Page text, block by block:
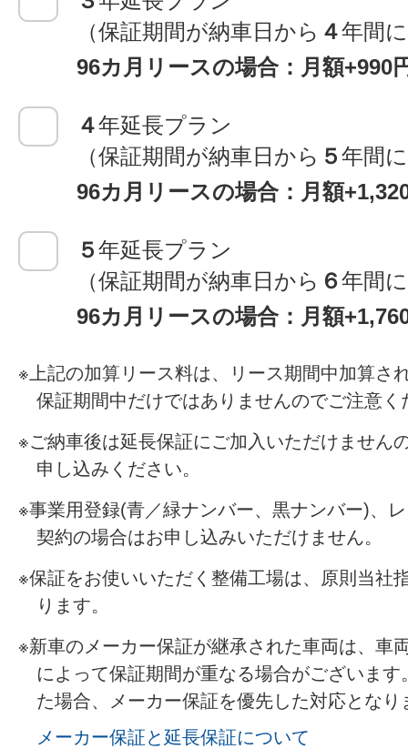
（保証期間が納車日から ４年間
96カ月リースの場合：月額+990
４年延長プラン
（保証期間が納車日から ５年間
96カ月リースの場合：月額
５年延長プラン
（保証期間が納車日から ６年間
96カ月リースの場合：月額
上記の加算リース料は、リース期間中加算さ
保証期間中だけではありませんのでご注意く
ご納車後は延長保証にご加入いただけません
申し込みください。
事業用登録(青／緑ナンバー、黒ナンバー)、
契約の場合はお申し込みいただけません。
保証をお使いいただく整備工場は、原則当社
ります。
新車のメーカー保証が継承された車両は、車
によって保証期間が重なる場合がございま
た場合、メーカー保証を優先した対応となり
メーカー保証と延長保証について